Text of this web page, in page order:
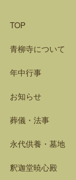
TOP
青柳寺について
年中行事
お知らせ
葬儀・法事
永代供養・墓地
釈迦堂暁心殿